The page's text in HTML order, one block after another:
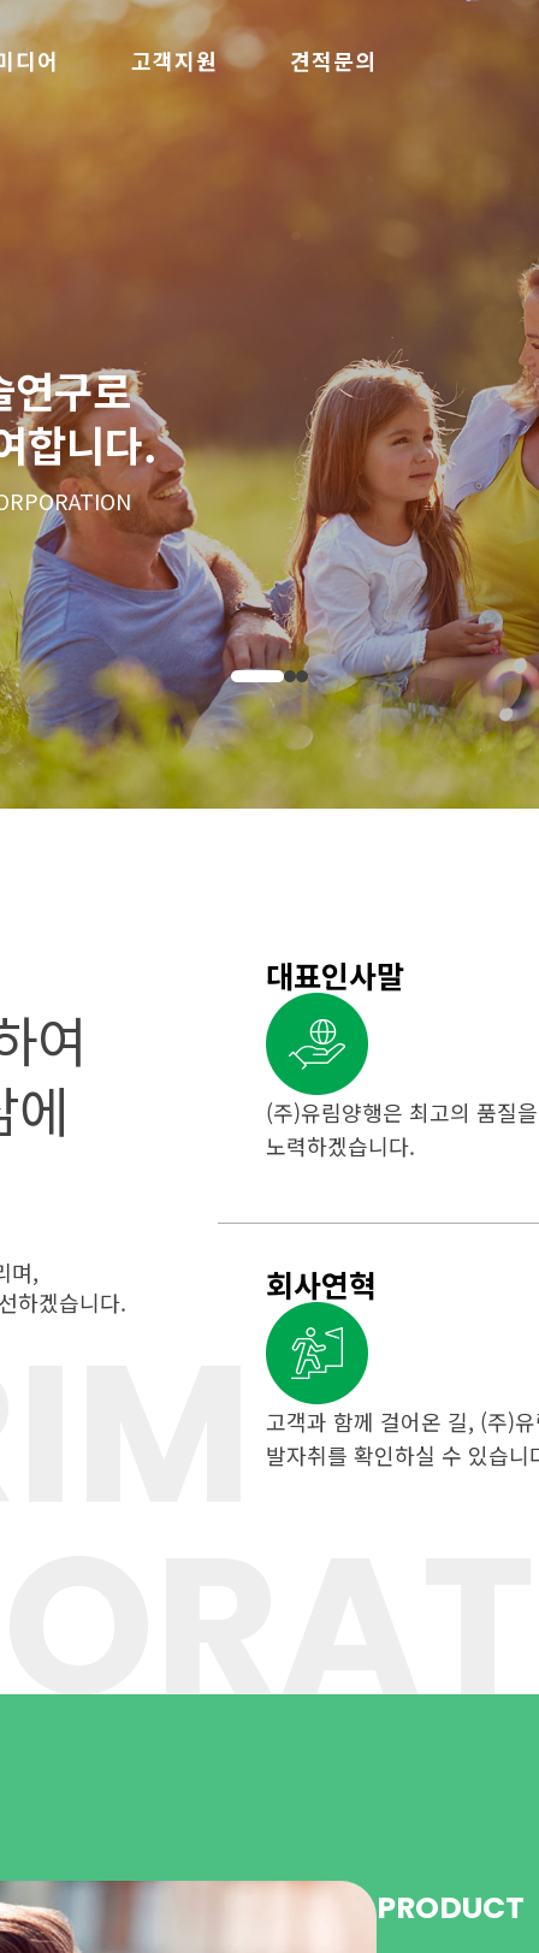
디어 고객지원 견적문의
연구로
합니다.
연구로
합니다.
여
며,
하겠습니다.
대표인사말
(주)유림양행은 최고의 품질
노력하겠습니다.
회사연혁
고객과 함께 걸어온 길, (주)
발자취를 확인하실 수 있습니
PRODUCT